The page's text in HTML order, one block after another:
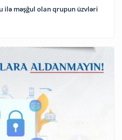
ilə məşğul olan qrupun üzvləri